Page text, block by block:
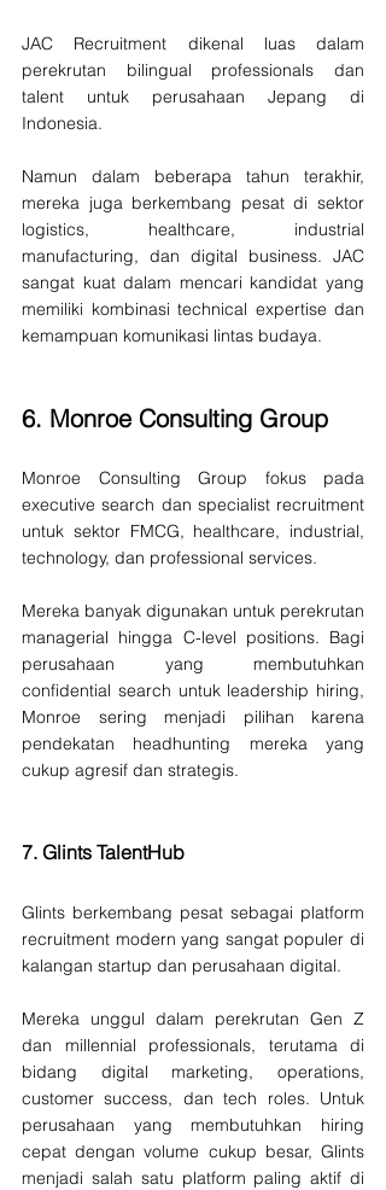
JAC Recruitment dikenal luas dalam
perekrutan bilingual professionals dan
talent untuk perusahaan Jepang di
Indonesia.
Namun dalam beberapa tahun terakhir,
mereka juga berkembang pesat di sektor
logistics, healthcare, industrial
manufacturing, dan digital business. JAC
sangat kuat dalam mencari kandidat yang
memiliki kombinasi technical expertise dan
kemampuan komunikasi lintas budaya.
6. Monroe Consulting Group
Monroe Consulting Group fokus pada
executive search dan specialist recruitment
untuk sektor FMCG, healthcare, industrial,
technology, dan professional services.
Mereka banyak digunakan untuk perekrutan
managerial hingga C-level positions. Bagi
perusahaan yang membutuhkan
confidential search untuk leadership hiring,
Monroe sering menjadi pilihan karena
pendekatan headhunting mereka yang
cukup agresif dan strategis.
7. Glints TalentHub
Glints berkembang pesat sebagai platform
recruitment modern yang sangat populer di
kalangan startup dan perusahaan digital.
Mereka unggul dalam perekrutan Gen Z
dan millennial professionals, terutama di
bidang digital marketing, operations,
customer success, dan tech roles. Untuk
perusahaan yang membutuhkan hiring
cepat dengan volume cukup besar, Glints
menjadi salah satu platform paling aktif di